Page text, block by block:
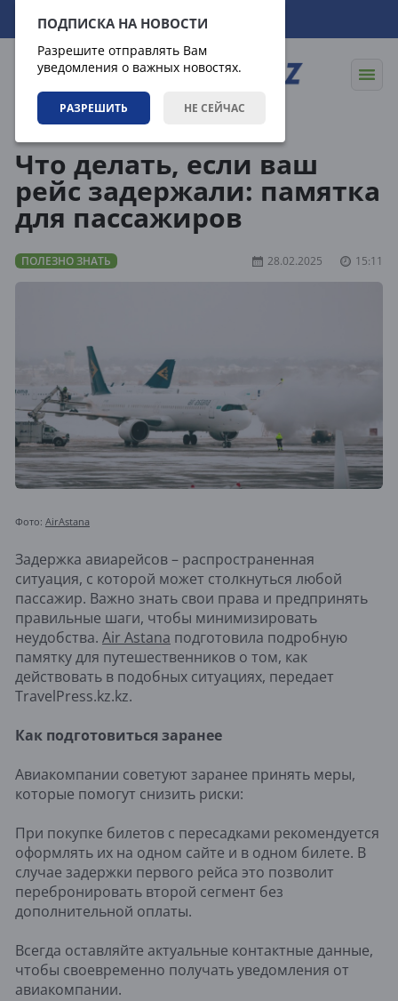
ПОДПИСКА НА НОВОСТИ
Разрешите отправлять Вам
уведомления о важных новостях.
РАЗРЕШИТЬ НЕ СЕЙЧАС
09.08.2026 06:20:30
Что делать, если ваш
рейс задержали: памятка
для пассажиров
ПОЛЕЗНО ЗНАТЬ 28.02.2025 15:11
Фото: AirAstana
Задержка авиарейсов – распространенная
ситуация, с которой может столкнуться любой
пассажир. Важно знать свои права и предпринять
правильные шаги, чтобы минимизировать
неудобства. Air Astana подготовила подробную
памятку для путешественников о том, как
действовать в подобных ситуациях, передает
TravelPress.kz.kz.
Как подготовиться заранее
Авиакомпании советуют заранее принять меры,
которые помогут снизить риски:
При покупке билетов с пересадками рекомендуется
оформлять их на одном сайте и в одном билете. В
случае задержки первого рейса это позволит
перебронировать второй сегмент без
дополнительной оплаты.
Всегда оставляйте актуальные контактные данные,
чтобы своевременно получать уведомления от
авиакомпании.